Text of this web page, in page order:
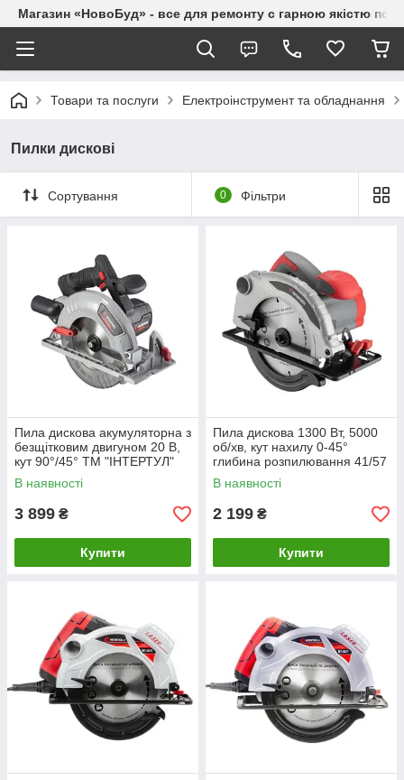
Магазин «НовоБуд» - все для ремонту с гарною якістю по
Товари та послуги Електроінструмент та обладнання
Пилки дискові
Сортування 0 Фільтри
Пила дискова акумуляторна з
безщітковим двигуном 20 В,
кут 90°/45° ТМ "ІНТЕРТУЛ"
WT-0371 (без ЗП та АКБ)
В наявності
3 899 ₴
Купити
Пила дискова 1300 Вт, 5000
об/хв, кут нахилу 0-45°
глибина розпилювання 41/57
мм, диск 185*20 мм
INTERTOOL DT-0
В наявності
2 199 ₴
Купити